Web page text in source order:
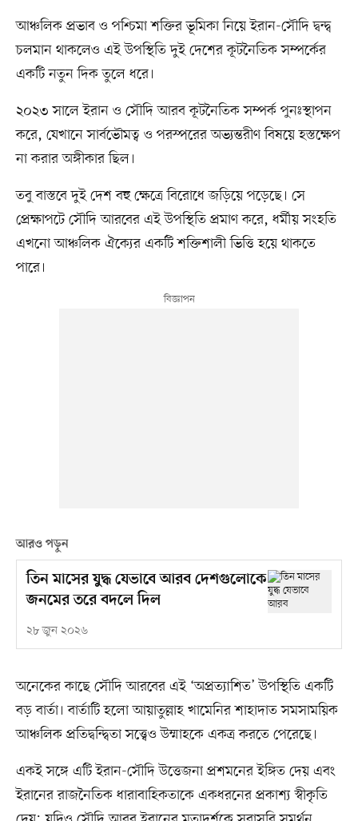
আঞ্চলিক প্রভাব ও পশ্চিমা শক্তির ভূমিকা নিয়ে ইরান-সৌদি দ্বন্দ্ব
চলমান থাকলেও এই উপস্থিতি দুই দেশের কূটনৈতিক সম্পর্কের
একটি নতুন দিক তুলে ধরে।
২০২৩ সালে ইরান ও সৌদি আরব কূটনৈতিক সম্পর্ক পুনঃস্থাপন
করে, যেখানে সার্বভৌমত্ব ও পরস্পরের অভ্যন্তরীণ বিষয়ে হস্তক্ষেপ
না করার অঙ্গীকার ছিল।
তবু বাস্তবে দুই দেশ বহু ক্ষেত্রে বিরোধে জড়িয়ে পড়েছে। সে
প্রেক্ষাপটে সৌদি আরবের এই উপস্থিতি প্রমাণ করে, ধর্মীয় সংহতি
এখনো আঞ্চলিক ঐক্যের একটি শক্তিশালী ভিত্তি হয়ে থাকতে
পারে।
আরও পড়ুন
তিন মাসের যুদ্ধ যেভাবে আরব দেশগুলোকে
জনমের তরে বদলে দিল
২৮ জুন ২০২৬
অনেকের কাছে সৌদি আরবের এই ‘অপ্রত্যাশিত’ উপস্থিতি একটি
বড় বার্তা। বার্তাটি হলো আয়াতুল্লাহ খামেনির শাহাদাত সমসাময়িক
আঞ্চলিক প্রতিদ্বন্দ্বিতা সত্ত্বেও উম্মাহকে একত্র করতে পেরেছে।
একই সঙ্গে এটি ইরান-সৌদি উত্তেজনা প্রশমনের ইঙ্গিত দেয় এবং
ইরানের রাজনৈতিক ধারাবাহিকতাকে একধরনের প্রকাশ্য স্বীকৃতি